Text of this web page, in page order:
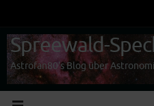
springen
Spreewald-
Astrofan80's Blog über